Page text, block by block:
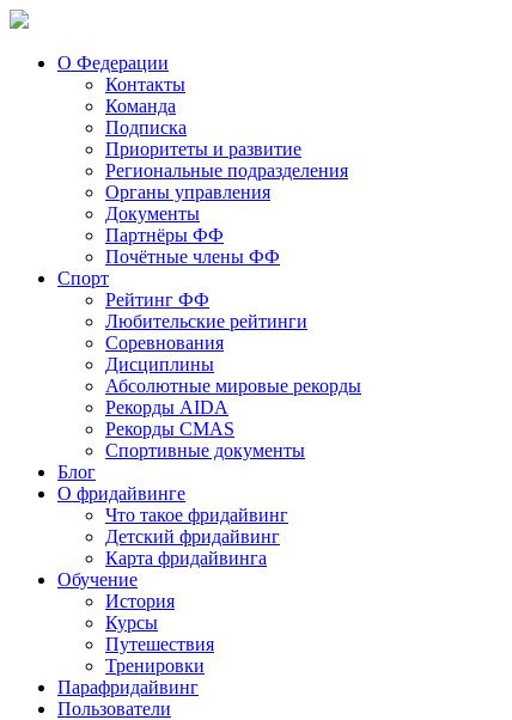
О Федерации
Контакты
Команда
Подписка
Приоритеты и развитие
Региональные подразделения
Органы управления
Документы
Партнёры ФФ
Почётные члены ФФ
Спорт
Рейтинг ФФ
Любительские рейтинги
Соревнования
Дисциплины
Абсолютные мировые рекорды
Рекорды AIDA
Рекорды CMAS
Спортивные документы
Блог
О фридайвинге
Что такое фридайвинг
Детский фридайвинг
Карта фридайвинга
Обучение
История
Курсы
Путешествия
Тренировки
Парафридайвинг
Пользователи